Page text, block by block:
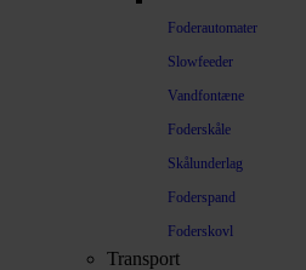
Foderautomater
Slowfeeder
Vandfontæne
Foderskåle
Skålunderlag
Foderspand
Foderskovl
Transport